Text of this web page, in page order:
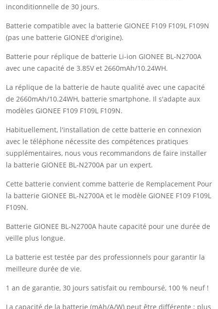
inconditionnelle de 30 jours.
Batterie compatible avec la batterie GIONEE F109 F109L F109N
(pas une batterie GIONEE d'origine).
Batterie pour réplique de batterie Li-ion GIONEE BL-N2700A
avec une capacité de 3.85V et 2660mAh/10.24WH.
La réplique de la batterie de haute qualité avec une capacité
de 2660mAh/10.24WH, batterie smartphone. Il s'adapte aux
modèles GIONEE F109 F109L F109N.
Habituellement, l'installation de cette batterie en connexion
avec le téléphone nécessite des compétences pratiques
supplémentaires, nous vous recommandons de faire installer
la batterie GIONEE BL-N2700A par un expert.
Cette batterie convient comme batterie de Remplacement Pour
la batterie GIONEE BL-N2700A et le modèle GIONEE F109 F109L
F109N.
Batterie GIONEE BL-N2700A haute capacité pour une durée de
veille plus longue.
La batterie est testée par des professionnels pour garantir la
meilleure durée de vie.
1 an de garantie, 30 jours satisfait ou remboursé, 100 % neuf !
La capacité de la batterie (mAh/A/W) peut être différente ; plus